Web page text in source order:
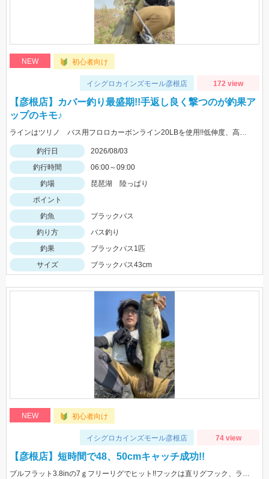
NEW 初心者向け
イシグロカインズモール彦根店 172 view
【彦根店】カバー釣り最盛期!!手返し良く撃つのが釣果ア
ップのキモ♪
ラインはツリノ バス用フロロカーボンライン20LBを使用!!低伸度、高強度でカバーの釣りはこれで決まり♪
釣行日
2026/08/03
釣行時間
06:00～09:00
釣場
琵琶湖 陸っぱり
ポイント
釣魚
ブラックバス
釣り方
バス釣り
釣果
ブラックバス1匹
サイズ
ブラックバス43cm
NEW 初心者向け
イシグロカインズモール彦根店 74 view
【彦根店】短時間で48、50cmキャッチ成功!!
ブルフラット3.8inの7ｇフリーリグでヒット!!フックは直リグフック、ラインはツリノフロロがオススメです!!カバー撃ちが熱い時期になってきましたよ♪